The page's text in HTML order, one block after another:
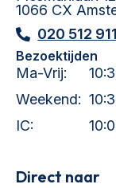
1066 CX
020 512
Bezoektijden
Ma-Vrij:
Weekend:
IC:
Direct naar